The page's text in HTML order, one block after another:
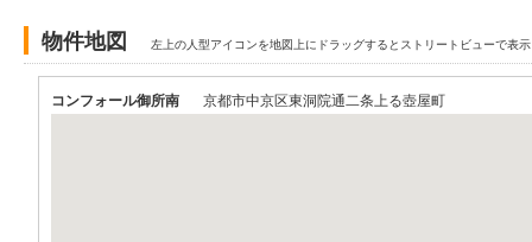
物件地図 左上の人型アイコンを地図上にドラッグするとストリートビューで表
コンフォール御所南 京都市中京区東洞院通二条上る壺屋町